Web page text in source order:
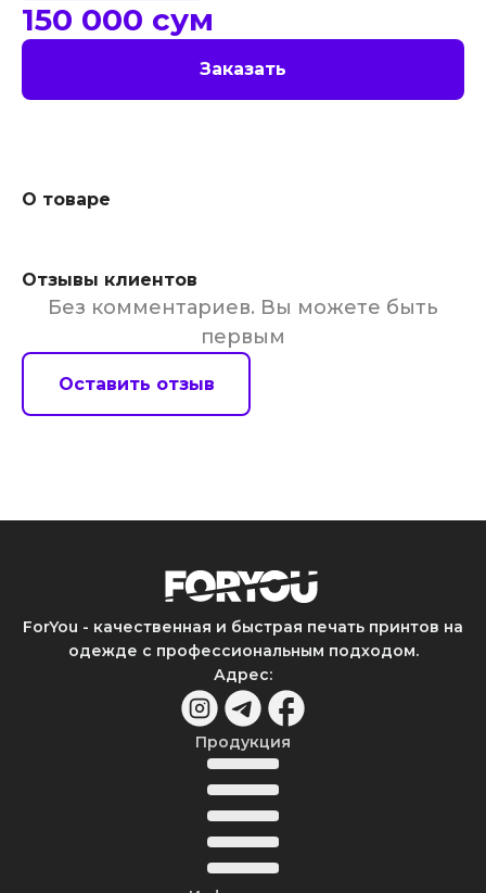
150 000 сум
Заказать
О товаре
Отзывы клиентов
Без комментариев. Вы можете быть
первым
Оставить отзыв
ForYou - качественная и быстрая печать принтов на
одежде с профессиональным подходом.
Адрес:
Продукция